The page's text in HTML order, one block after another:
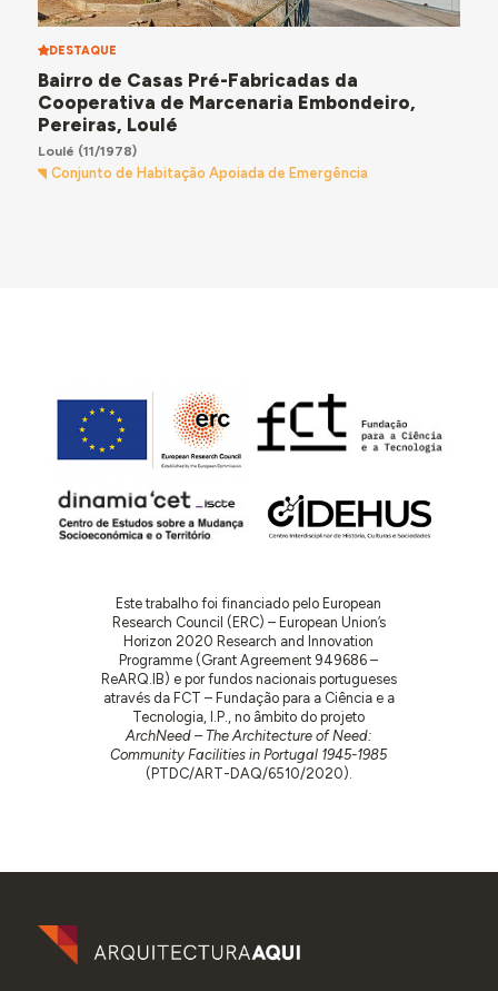
DESTAQUE
Bairro de Casas Pré-Fabricadas da
Cooperativa de Marcenaria Embondeiro,
Pereiras, Loulé
Loulé (11/1978)
Conjunto de Habitação Apoiada de Emergência
Este trabalho foi financiado pelo European
Research Council (ERC) – European Union’s
Horizon 2020 Research and Innovation
Programme (Grant Agreement 949686 –
ReARQ.IB) e por fundos nacionais portugueses
através da FCT – Fundação para a Ciência e a
Tecnologia, I.P., no âmbito do projeto
ArchNeed – The Architecture of Need:
Community Facilities in Portugal 1945-1985
(PTDC/ART-DAQ/6510/2020).